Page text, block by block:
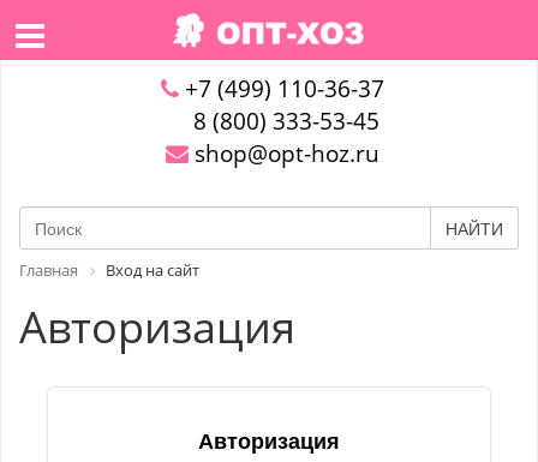
+7 (499) 110-36-37
8 (800) 333-53-45
shop@opt-hoz.ru
НАЙТИ
Главная Вход на сайт
Авторизация
Авторизация